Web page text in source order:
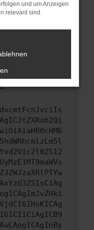
nicht mehr
Schritte versucht
werden
uns bei der
und um Anzeigen
relevant sind.